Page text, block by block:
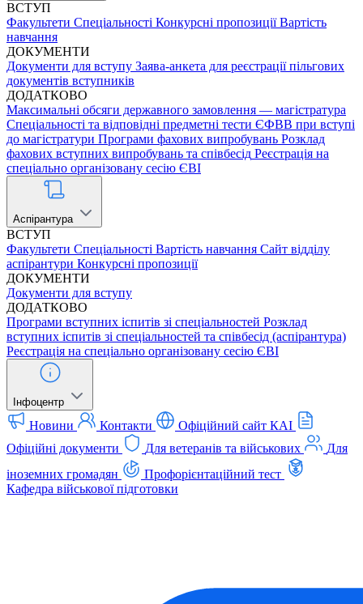
ВСТУП
Факультети Спеціальності Конкурсні пропозиції Вартість
навчання
ДОКУМЕНТИ
Документи для вступу Заява-анкета для реєстрації пільгових
документів вступників
ДОДАТКОВО
Максимальні обсяги державного замовлення — магістратура
Спеціальності та відповідні предметні тести ЄФВВ при вступі
до магістратури Програми фахових випробувань Розклад
фахових вступних випробувань та співбесід Реєстрація на
спеціально організовану сесію ЄВІ
Аспірантура
ВСТУП
Факультети Спеціальності Вартість навчання Сайт відділу
аспірантури Конкурсні пропозиції
ДОКУМЕНТИ
Документи для вступу
ДОДАТКОВО
Програми вступних іспитів зі спеціальностей Розклад
вступних іспитів зі спеціальностей та співбесід (аспірантура)
Реєстрація на спеціально організовану сесію ЄВІ
Інфоцентр
Новини Контакти
Офіційний сайт КАІ
Офіційні документи
Для ветеранів та військових
Для
іноземних громадян
Профорієнтаційний тест
Кафедра військової підготовки